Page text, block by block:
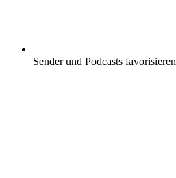
Sender und Podcasts favorisieren